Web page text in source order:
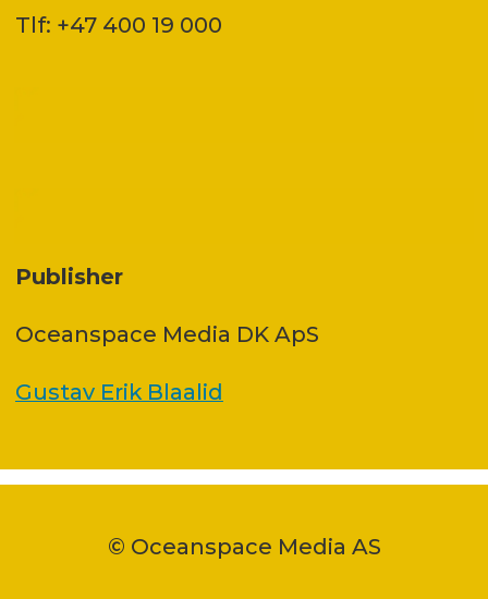
Tlf: +47 400 19 000
Publisher
Oceanspace Media DK ApS
Gustav Erik Blaalid
© Oceanspace Media AS